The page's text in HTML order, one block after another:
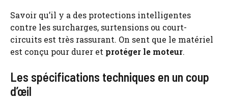
Savoir qu’il y a des protections intelligentes
contre les surcharges, surtensions ou court-
circuits est très rassurant. On sent que le matériel
est conçu pour durer et protéger le moteur.
Les spécifications techniques en un coup
d’œil